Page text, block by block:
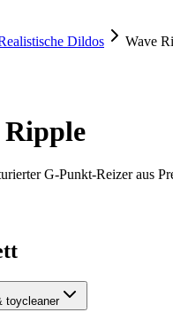
Dildos Wave
Ripple
G-Punkt-Reizer aus
toycleaner